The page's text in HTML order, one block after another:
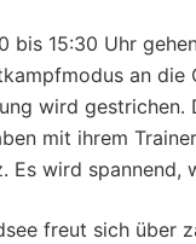
bis 15:30 Uhr
an
wird gestrichen.
mit ihrem
Es wird spannend,
freut sich über